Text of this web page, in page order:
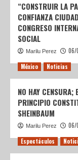
“CONSTRUIR LA
CONFIANZA
CONGRESO
SOCIAL
Marilu Perez 06/
México Noticias
NO HAY CENSURA;
PRINCIPIO
SHEINBAUM
Marilu Perez 06/
Espectáculos